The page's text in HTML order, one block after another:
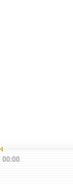
00:00